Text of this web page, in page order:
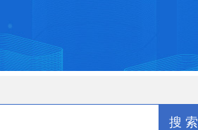
搜 索